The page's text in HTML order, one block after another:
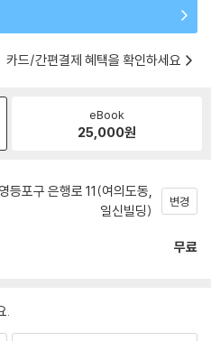
카드/간편결제 혜택을 확인하세요
eBook
25,000원
등포구 은행로 11(여의도동,
일신빌딩)
변경
무료
.